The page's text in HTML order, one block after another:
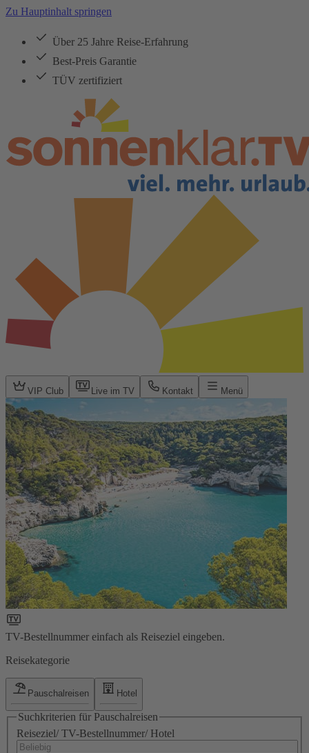
Zu Hauptinhalt springen
Über 25 Jahre Reise-Erfahrung
Best-Preis Garantie
TÜV zertifiziert
VIP Club Live im TV Kontakt Menü
TV-Bestellnummer einfach als Reiseziel eingeben.
Reisekategorie
Pauschalreisen Hotel
Suchkriterien für Pauschalreisen
Reiseziel/ TV-Bestellnummer/ Hotel